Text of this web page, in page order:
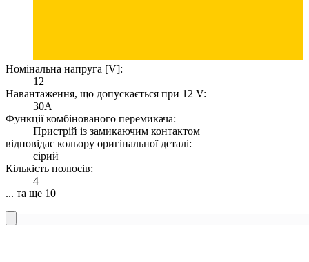
Номінальна напруга [V]:
12
Навантаження, що допускається при 12 V:
30A
Функції комбінованого перемикача:
Пристрій із замикаючим контактом
відповідає кольору оригінальної деталі:
сірий
Кількість полюсів:
4
... та ще 10